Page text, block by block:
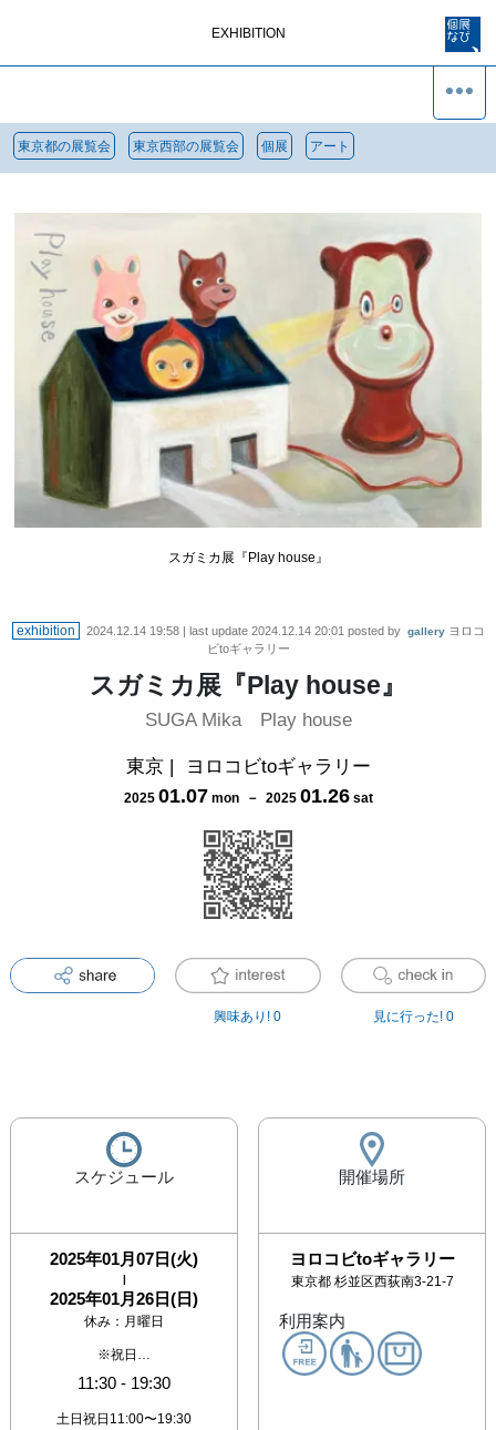
EXHIBITION
東京都の展覧会 東京西部の展覧会 個展 アート
スガミカ展『Play house』
exhibition 2024.12.14 19:58| last update 2024.12.14 20:01 posted by gallery ヨロコ
ビtoギャラリー
スガミカ展『Play house』
SUGA Mika Play house
東京| ヨロコビtoギャラリー
2025 01.07 mon－ 2025 01.26 sat
興味あり! 0 見に行った! 0
スケジュール
2025年01月07日(火)
|
2025年01月26日(日)
休み： 月曜日
※祝日…
11:30 - 19:30
土日祝日11:00〜19:30
開催場所
ヨロコビtoギャラリー
東京都 杉並区西荻南3-21-7
利用案内